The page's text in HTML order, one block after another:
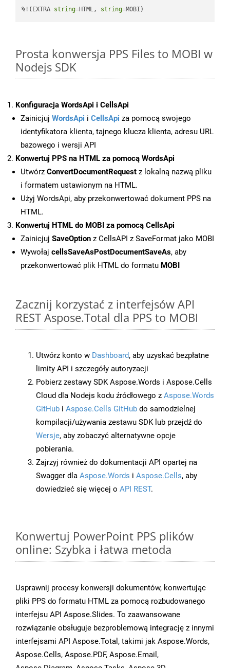
%!(EXTRA string=HTML, string=MOBI)
Prosta konwersja PPS Files to MOBI w
Nodejs SDK
Konfiguracja WordsApi i CellsApi
Zainicjuj WordsApi i CellsApi za pomocą swojego
identyfikatora klienta, tajnego klucza klienta, adresu URL
bazowego i wersji API
Konwertuj PPS na HTML za pomocą WordsApi
Utwórz ConvertDocumentRequest z lokalną nazwą pliku
i formatem ustawionym na HTML.
Użyj WordsApi, aby przekonwertować dokument PPS na
HTML.
Konwertuj HTML do MOBI za pomocą CellsApi
Zainicjuj SaveOption z CellsAPI z SaveFormat jako MOBI
Wywołaj cellsSaveAsPostDocumentSaveAs, aby
przekonwertować plik HTML do formatu MOBI
Zacznij korzystać z interfejsów API
REST Aspose.Total dla PPS to MOBI
Utwórz konto w Dashboard, aby uzyskać bezpłatne
limity API i szczegóły autoryzacji
Pobierz zestawy SDK Aspose.Words i Aspose.Cells
Cloud dla Nodejs kodu źródłowego z Aspose.Words
GitHub i Aspose.Cells GitHub do samodzielnej
kompilacji/używania zestawu SDK lub przejdź do
Wersje, aby zobaczyć alternatywne opcje
pobierania.
Zajrzyj również do dokumentacji API opartej na
Swagger dla Aspose.Words i Aspose.Cells, aby
dowiedzieć się więcej o API REST.
Konwertuj PowerPoint PPS plików
online: Szybka i łatwa metoda
Usprawnij procesy konwersji dokumentów, konwertując
pliki PPS do formatu HTML za pomocą rozbudowanego
interfejsu API Aspose.Slides. To zaawansowane
rozwiązanie obsługuje bezproblemową integrację z innymi
interfejsami API Aspose.Total, takimi jak Aspose.Words,
Aspose.Cells, Aspose.PDF, Aspose.Email,